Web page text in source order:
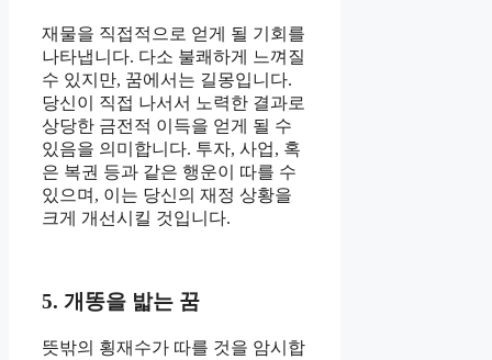
재물을 직접적으로 얻게 될 기회를
나타냅니다. 다소 불쾌하게 느껴질
수 있지만, 꿈에서는 길몽입니다.
당신이 직접 나서서 노력한 결과로
상당한 금전적 이득을 얻게 될 수
있음을 의미합니다. 투자, 사업, 혹
은 복권 등과 같은 행운이 따를 수
있으며, 이는 당신의 재정 상황을
크게 개선시킬 것입니다.
5. 개똥을 밟는 꿈
뜻밖의 횡재수가 따를 것을 암시합